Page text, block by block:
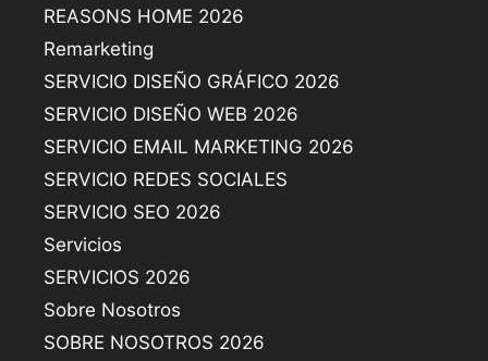
REASONS HOME 2026
Remarketing
SERVICIO DISEÑO GRÁFICO 2026
SERVICIO DISEÑO WEB 2026
SERVICIO EMAIL MARKETING 2026
SERVICIO REDES SOCIALES
SERVICIO SEO 2026
Servicios
SERVICIOS 2026
Sobre Nosotros
SOBRE NOSOTROS 2026